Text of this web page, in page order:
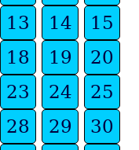
13 14
15
18 19
20
23 24
25
28 29
30